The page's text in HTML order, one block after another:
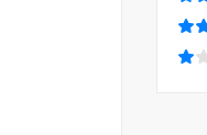
5,000년
더 가깝고